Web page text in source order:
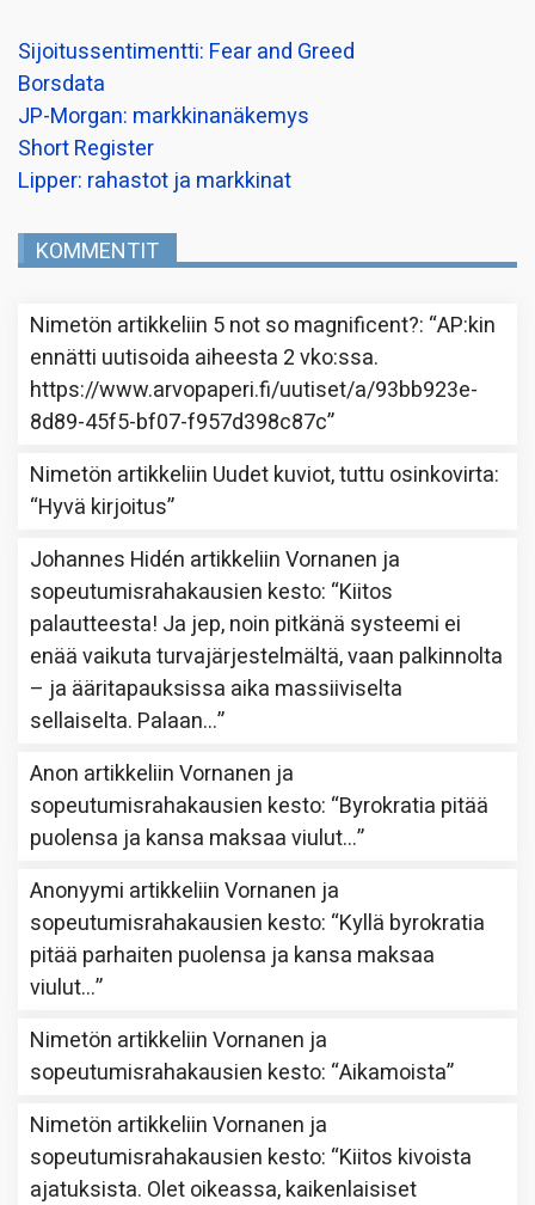
Sijoitussentimentti: Fear and Greed
Borsdata
JP-Morgan: markkinanäkemys
Short Register
Lipper: rahastot ja markkinat
KOMMENTIT
Nimetön artikkeliin 5 not so magnificent?: “AP:kin
ennätti uutisoida aiheesta 2 vko:ssa.
https://www.arvopaperi.fi/uutiset/a/93bb923e-
8d89-45f5-bf07-f957d398c87c”
Nimetön artikkeliin Uudet kuviot, tuttu osinkovirta:
“Hyvä kirjoitus”
Johannes Hidén artikkeliinVornanen ja
sopeutumisrahakausien kesto: “Kiitos
palautteesta! Ja jep, noin pitkänä systeemi ei
enää vaikuta turvajärjestelmältä, vaan palkinnolta
– ja ääritapauksissa aika massiiviselta
sellaiselta. Palaan…”
Anon artikkeliinVornanen ja
sopeutumisrahakausien kesto: “Byrokratia pitää
puolensa ja kansa maksaa viulut…”
Anonyymi artikkeliinVornanen ja
sopeutumisrahakausien kesto: “Kyllä byrokratia
pitää parhaiten puolensa ja kansa maksaa
viulut…”
Nimetön artikkeliinVornanen ja
sopeutumisrahakausien kesto: “Aikamoista”
Nimetön artikkeliinVornanen ja
sopeutumisrahakausien kesto: “Kiitos kivoista
ajatuksista. Olet oikeassa, kaikenlaisiset